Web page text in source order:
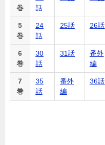
巻
話
5
巻
24
話
25話 26話
6
巻
30
話
31話
番外
編
7
巻
35
話
番外
編
36話